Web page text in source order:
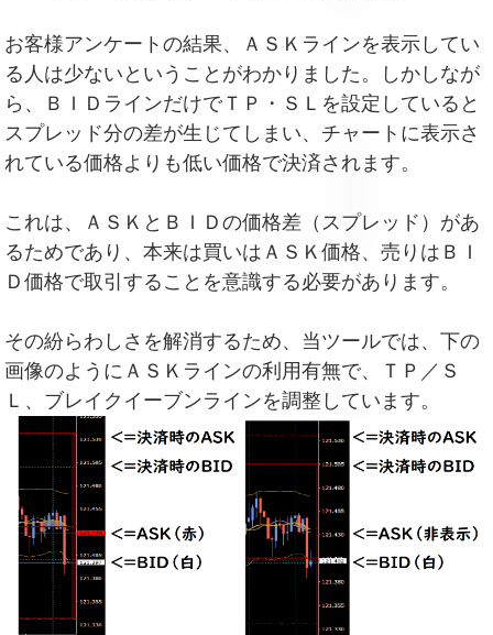
お客様アンケートの結果、ＡＳＫラインを表示してい
る人は少ないということがわかりました。しかしなが
ら、ＢＩＤラインだけでＴＰ・ＳＬを設定していると
スプレッド分の差が生じてしまい、チャートに表示さ
れている価格よりも低い価格で決済されます。
これは、ＡＳＫとＢＩＤの価格差（スプレッド）があ
るためであり、本来は買いはＡＳＫ価格、売りはＢＩ
Ｄ価格で取引することを意識する必要があります。
その紛らわしさを解消するため、当ツールでは、下の
画像のようにＡＳＫラインの利用有無で、ＴＰ／Ｓ
Ｌ、ブレイクイーブンラインを調整しています。